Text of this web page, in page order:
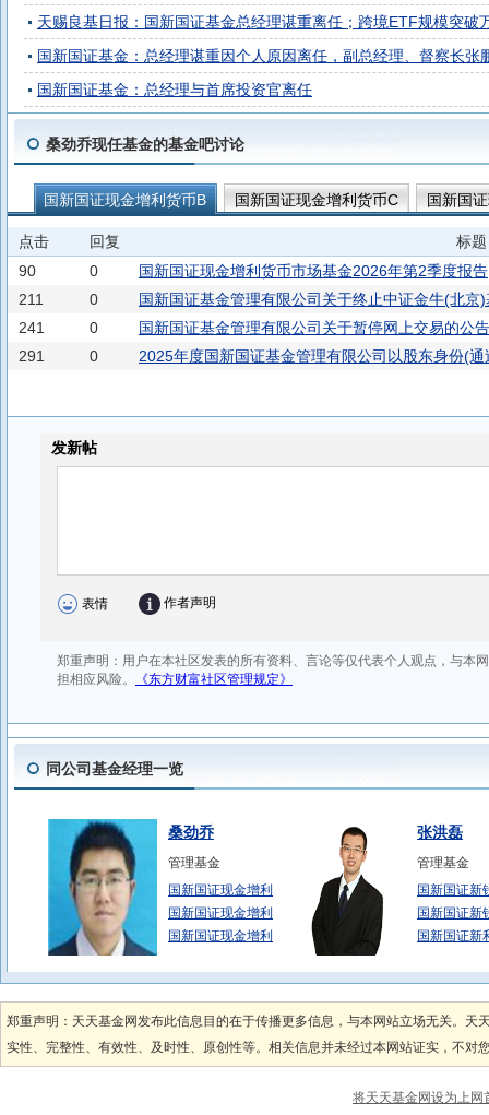
天赐良基日报：国新国证基金总经理谌重离任；跨境ETF规模突破
国新国证基金：总经理谌重因个人原因离任，副总经理、督察长张
国新国证基金：总经理与首席投资官离任
桑劲乔现任基金的基金吧讨论
国新国证现金增利货币B 国新国证现金增利货币C
国新国
国新国证鑫颐中短债A
国新
点击 回复
标题
90
0
国新国证现金增利货币市场基金2026年第2季度报告
211
0
国新国证基金管理有限公司关于终止中证金牛(北
的
241 0
国新国证基金管理有限公司关于暂停网上交易的公告
291
0 2025年度国新国证基金管理有限公司以股东身份(
同公司基金经理一览
桑劲乔
管理基金
国新国证现金增利
国新国证现金增利
国新国证现金增利
张洪磊
管理基金
国新国证新
国新国证新
国新国证新
郑重声明：天天基金网发布此信息目的在于传播更多信息，与本网站立场无关。
实性、完整性、有效性、及时性、原创性等。相关信息并未经过本网站证实，不
将天天基金网设为上网